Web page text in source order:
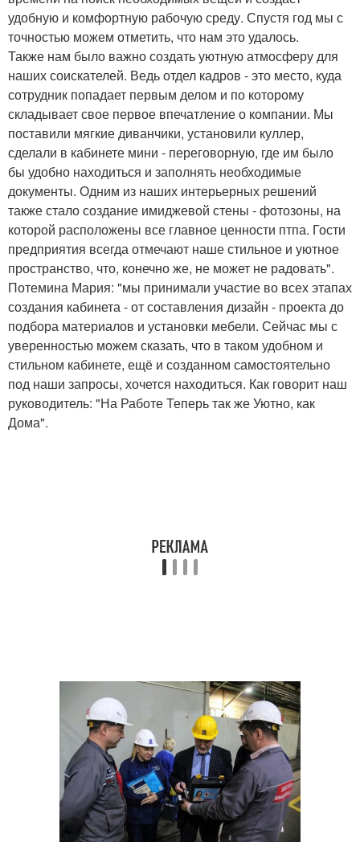
удобную и комфортную рабочую среду. Спустя год мы с
точностью можем отметить, что нам это удалось.
Также нам было важно создать уютную атмосферу для
наших соискателей. Ведь отдел кадров - это место, куда
сотрудник попадает первым делом и по которому
складывает свое первое впечатление о компании. Мы
поставили мягкие диванчики, установили куллер,
сделали в кабинете мини - переговорную, где им было
бы удобно находиться и заполнять необходимые
документы. Одним из наших интерьерных решений
также стало создание имиджевой стены - фотозоны, на
которой расположены все главное ценности птпа. Гости
предприятия всегда отмечают наше стильное и уютное
пространство, что, конечно же, не может не радовать".
Потемина Мария: "мы принимали участие во всех этапах
создания кабинета - от составления дизайн - проекта до
подбора материалов и установки мебели. Сейчас мы с
уверенностью можем сказать, что в таком удобном и
стильном кабинете, ещё и созданном самостоятельно
под наши запросы, хочется находиться. Как говорит наш
руководитель: "На Работе Теперь так же Уютно, как
Дома".